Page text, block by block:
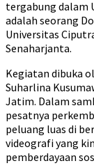
tergabung dalam
adalah seorang
Universitas
Senaharjanta.
Kegiatan dibuka
Suharlina
Jatim. Dalam
pesatnya
peluang luas di
videografi yang
pemberdayaan